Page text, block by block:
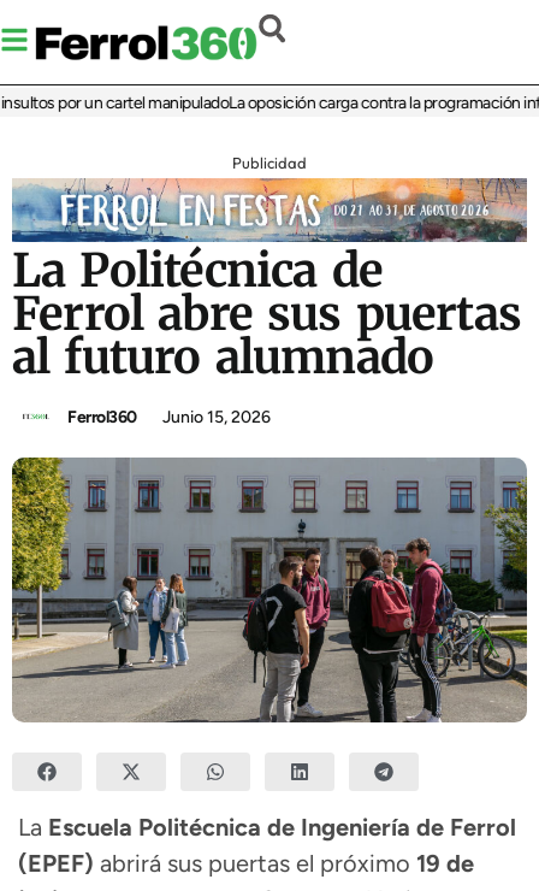
por un cartel manipuladoLa oposición carga contra la programación
Publicidad
La Politécnica de
Ferrol abre sus puertas
al futuro alumnado
Ferrol360 Junio 15, 2026
La Escuela Politécnica de Ingeniería de Ferrol
(EPEF) abrirá sus puertas el próximo 19 de